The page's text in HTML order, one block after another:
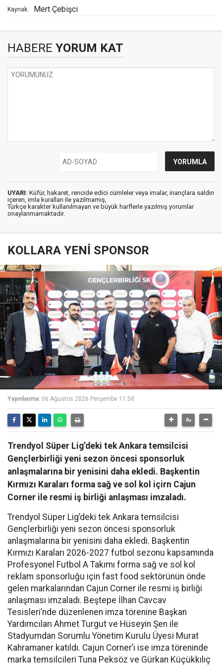
Kaynak: Mert Çebişci
HABERE YORUM KAT
UYARI: Küfür, hakaret, rencide edici cümleler veya imalar, inançlara saldırı
içeren, imla kuralları ile yazılmamış,
Türkçe karakter kullanılmayan ve büyük harflerle yazılmış yorumlar
onaylanmamaktadır.
KOLLARA YENİ SPONSOR
Yayınlanma: 06 Ağustos 2026 Perşembe 11:58
Trendyol Süper Lig’deki tek Ankara temsilcisi
Gençlerbirliği yeni sezon öncesi sponsorluk
anlaşmalarına bir yenisini daha ekledi. Başkentin
Kırmızı Karaları forma sağ ve sol kol içirn Cajun
Corner ile resmi iş birliği anlaşması imzaladı.
Trendyol Süper Lig’deki tek Ankara temsilcisi
Gençlerbirliği yeni sezon öncesi sponsorluk
anlaşmalarına bir yenisini daha ekledi. Başkentin
Kırmızı Karaları 2026-2027 futbol sezonu kapsamında
Profesyonel Futbol A Takımı forma sağ ve sol kol
reklam sponsorluğu için fast food sektörünün önde
gelen markalarından Cajun Corner ile resmi iş birliği
anlaşması imzaladı. Beştepe İlhan Cavcav
Tesisleri’nde düzenlenen imza törenine Başkan
Yardımcıları Ahmet Turgut ve Hüseyin Şen ile
Stadyumdan Sorumlu Yönetim Kurulu Üyesi Murat
Kahramaner katıldı. Cajun Corner’ı ise imza töreninde
marka temsilcileri Tuna Peksöz ve Gürkan Küçükkılıç